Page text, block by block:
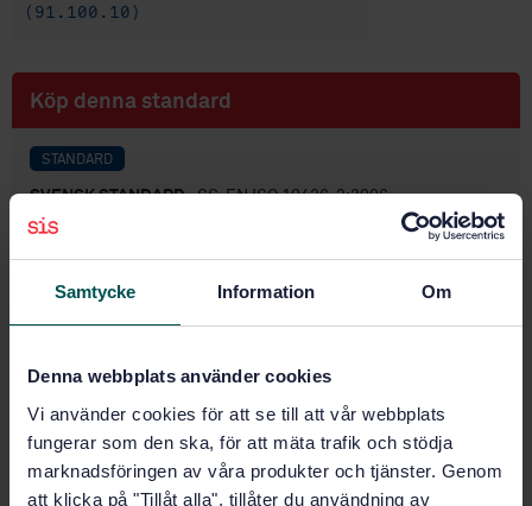
Samtycke Information Om
Denna webbplats använder cookies
Vi använder cookies för att se till att vår webbplats
fungerar som den ska, för att mäta trafik och stödja
marknadsföringen av våra produkter och tjänster. Genom
att klicka på "Tillåt alla", tillåter du användning av
(91.100.10)
Köp denna standard
STANDARD
SVENSK STANDARD· SS-EN ISO 10426-3:2006
Petroleum and natural gas industries - Cements and
3:2003)
Pris:1 097 SEK
PDF
Lägg i varukorgen